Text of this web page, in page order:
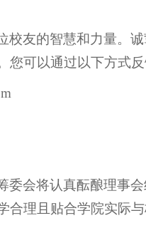
校友的智慧和力量。
您可以通过以下方式反
委会将认真酝酿理事
合理且贴合学院实际与